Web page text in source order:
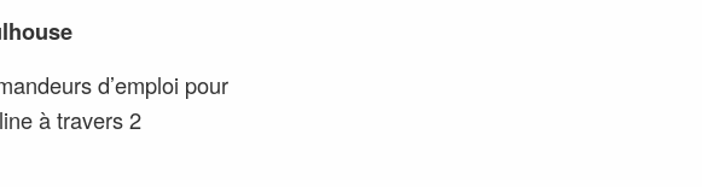
d’emploi pour
à travers 2